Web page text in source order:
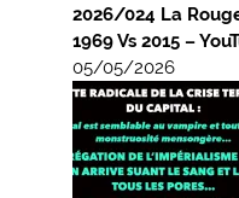
2026/024 La
1969 Vs 2015 –
05/05/2026